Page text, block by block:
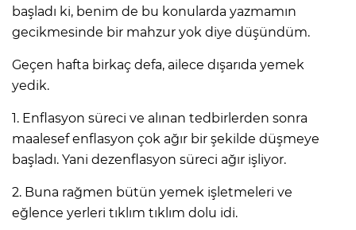
başladı ki, benim de bu konularda yazmamın
gecikmesinde bir mahzur yok diye düşündüm.
Geçen hafta birkaç defa, ailece dışarıda yemek
yedik.
1. Enflasyon süreci ve alınan tedbirlerden sonra
maalesef enflasyon çok ağır bir şekilde düşmeye
başladı. Yani dezenflasyon süreci ağır işliyor.
2. Buna rağmen bütün yemek işletmeleri ve
eğlence yerleri tıklım tıklım dolu idi.